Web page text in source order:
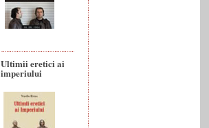
Ultimii eretici ai
imperiului